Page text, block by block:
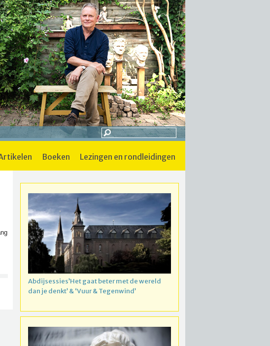
artikelen boeken lezingen en rondleidingen
Abdijsessies’Het gaat beter met de wereld
dan je denkt’ & ‘Vuur & Tegenwind’